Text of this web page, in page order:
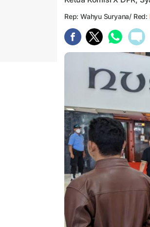
Rep: Wahyu Suryana/ Red: